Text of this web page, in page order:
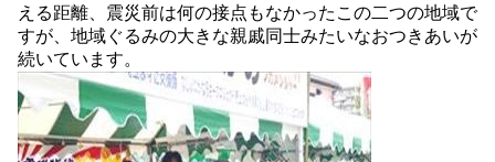
える距離、震災前は何の接点もなかったこの二つの地域で
すが、地域ぐるみの大きな親戚同士みたいなおつきあいが
続いています。